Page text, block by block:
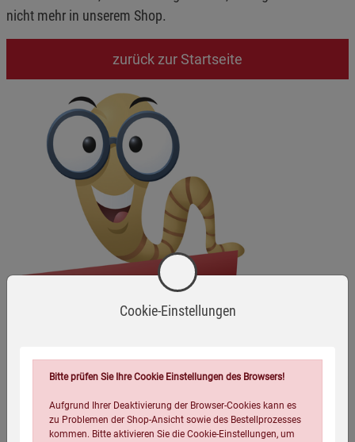
nicht mehr in unserem Shop.
zurück zur Startseite
Cookie-Einstellungen
Bitte prüfen Sie Ihre Cookie Einstellungen des Browsers!
Aufgrund Ihrer Deaktivierung der Browser-Cookies kann es
zu Problemen der Shop-Ansicht sowie des Bestellprozesses
kommen. Bitte aktivieren Sie die Cookie-Einstellungen, um